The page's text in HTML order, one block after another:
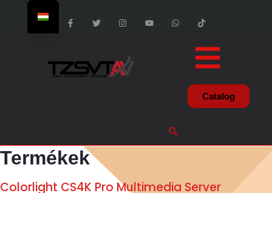
Catalog
Termékek
Colorlight CS4K Pro Multimedia Server